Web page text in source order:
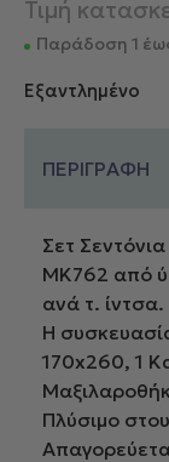
Τιμή
Παράδοση 1
Εξαντλημένο
ΠΕΡΙΓΡΑΦΗ
Σετ
MK762 από
ανά τ. ίντσα.
Η
170x260, 1
Πλύσιμο